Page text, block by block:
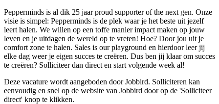
Pepperminds is al dik 25 jaar proud supporter of the next gen. Onze
visie is simpel: Pepperminds is de plek waar je het beste uit jezelf
leert halen. We willen op een toffe manier impact maken op jouw
leven en je uitdagen de wereld op te vreten! Hoe? Door jou uit je
comfort zone te halen. Sales is our playground en hierdoor leer jij
elke dag weer je eigen succes te creëren. Dus ben jij klaar om succes
te creëren? Solliciteer dan direct en start volgende week al!
Deze vacature wordt aangeboden door Jobbird. Solliciteren kan
eenvoudig en snel op de website van Jobbird door op de 'Solliciteer
direct' knop te klikken.